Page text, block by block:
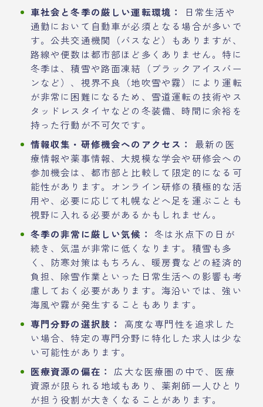
車社会と冬季の厳しい運転環境：
日常生活や
通勤において自動車が必須となる場合が多いで
す。公共交通機関（バスなど）もありますが、
路線や便数は都市部ほど多くありません。特に
冬季は、積雪や路面凍結（ブラックアイスバー
ンなど）、視界不良（地吹雪や霧）により運転
が非常に困難になるため、雪道運転の技術やス
タッドレスタイヤなどの冬装備、時間に余裕を
持った行動が不可欠です。
情報収集・研修機会へのアクセス：
最新の医
療情報や薬事情報、大規模な学会や研修会への
参加機会は、都市部と比較して限定的になる可
能性があります。オンライン研修の積極的な活
用や、必要に応じて札幌などへ足を運ぶことも
視野に入れる必要があるかもしれません。
冬季の非常に厳しい気候： 冬は氷点下の日が
続き、気温が非常に低くなります。積雪も多
く、防寒対策はもちろん、暖房費などの経済的
負担、除雪作業といった日常生活への影響も考
慮しておく必要があります。海沿いでは、強い
海風や霧が発生することもあります。
専門分野の選択肢：
高度な専門性を追求した
い場合、特定の専門分野に特化した求人は少な
い可能性があります。
医療資源の偏在：
広大な医療圏の中で、医療
資源が限られる地域もあり、薬剤師一人ひとり
が担う役割が大きくなることがあります。